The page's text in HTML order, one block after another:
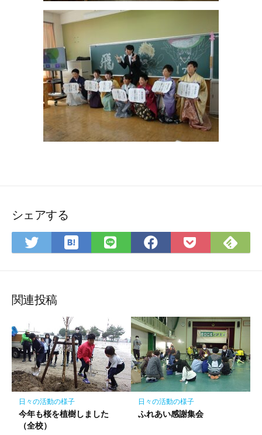
シェアする
Twitter
で
ア
は
て
マ
ー
ク
に
保
存
LINE
で
Facebook
で
Pocket
に
で
関連投稿
日々の活動の様子
今年も桜を植樹しました
（全校）
日々の活動の様子
ふれあい感謝集会